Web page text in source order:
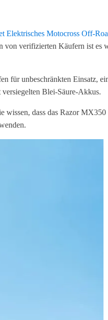
Elektrisches Motocross Off-
von verifizierten Käufern ist
für unbeschränkten Einsatz,
Blei-Säure-Akkus.
wissen, dass das Razor